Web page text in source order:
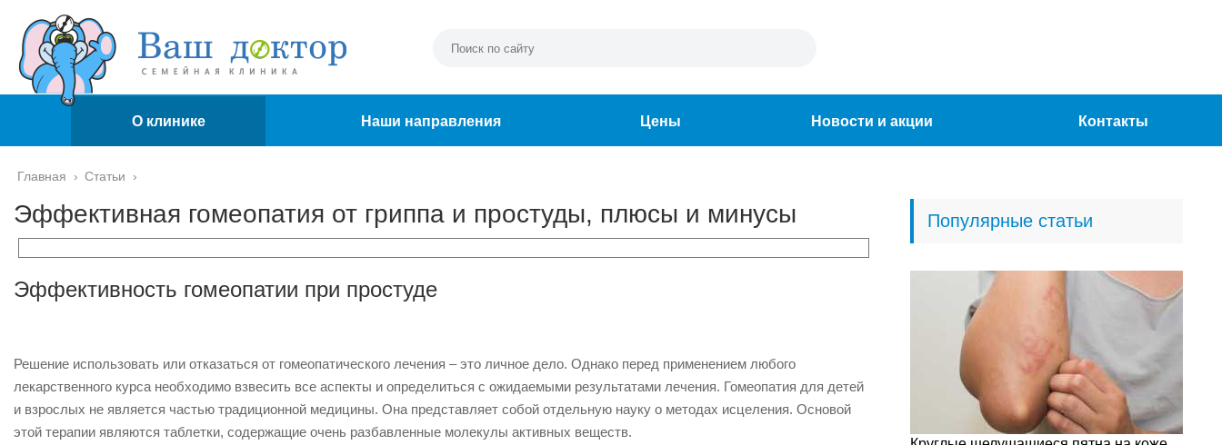
О клинике Наши направления Цены Новости и акции Контакты
Главная › Статьи ›
Эффективная гомеопатия от гриппа и простуды, плюсы и минусы
Эффективность гомеопатии при простуде
Решение использовать или отказаться от гомеопатического лечения – это личное дело. Однако перед применением любого
лекарственного курса необходимо взвесить все аспекты и определиться с ожидаемыми результатами лечения. Гомеопатия для детей
и взрослых не является частью традиционной медицины. Она представляет собой отдельную науку о методах исцеления. Основой
этой терапии являются таблетки, содержащие очень разбавленные молекулы активных веществ.
Популярные статьи